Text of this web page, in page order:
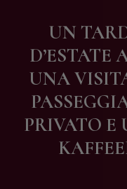
UN
D’ESTATE
UNA
PRIVATO E
Contatti